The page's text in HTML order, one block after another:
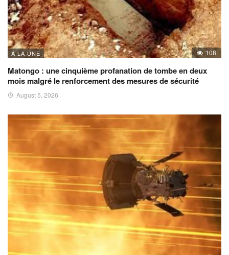
A LA UNE 108
Matongo : une cinquième profanation de tombe en deux
mois malgré le renforcement des mesures de sécurité
August 5, 2026